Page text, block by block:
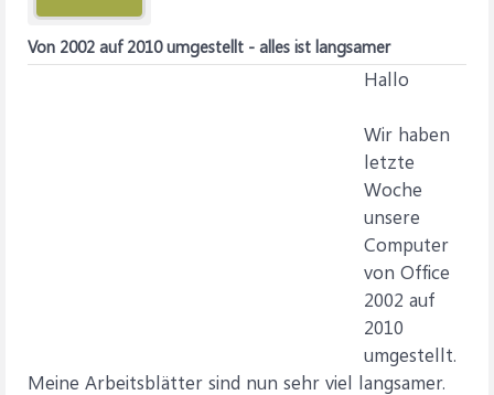
Von 2002 auf 2010 umgestellt - alles ist langsamer
Hallo
Wir haben
letzte
Woche
unsere
Computer
von Office
2002 auf
2010
umgestellt.
Meine Arbeitsblätter sind nun sehr viel langsamer.